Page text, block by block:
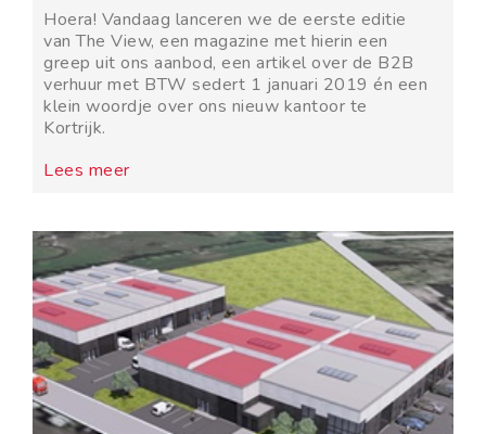
Hoera! Vandaag lanceren we de eerste editie
van The View, een magazine met hierin een
greep uit ons aanbod, een artikel over de B2B
verhuur met BTW sedert 1 januari 2019 én een
klein woordje over ons nieuw kantoor te
Kortrijk.
Lees meer